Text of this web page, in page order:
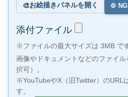
🎨お絵描きパネルを開く ⚙️ NG
添付ファイル
※ファイルの最大サイズは 3MB です
画像やドキュメントなどのファイ
択可）。
※YouTubeやX（旧Twitter）のURL
す。